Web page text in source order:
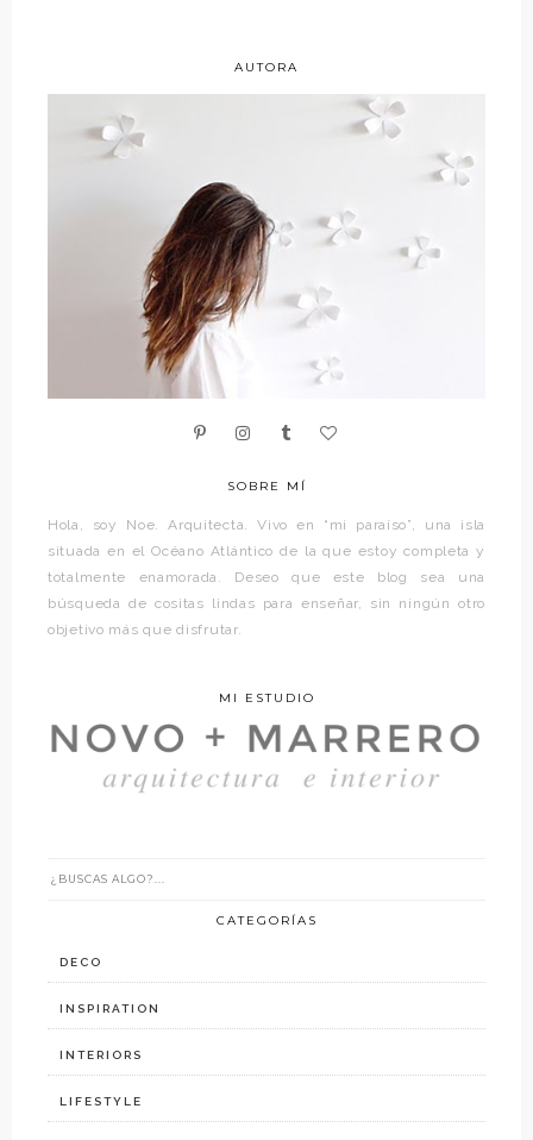
AUTORA
SOBRE MÍ
Hola, soy Noe. Arquitecta. Vivo en “mi paraíso”, una isla
situada en el Océano Atlántico de la que estoy completa y
totalmente enamorada. Deseo que este blog sea una
búsqueda de cositas lindas para enseñar, sin ningún otro
objetivo más que disfrutar.
MI ESTUDIO
CATEGORÍAS
DECO
INSPIRATION
INTERIORS
LIFESTYLE